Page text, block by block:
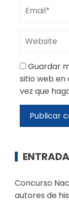
Guardar
sitio web
vez que
Concurso
autores de